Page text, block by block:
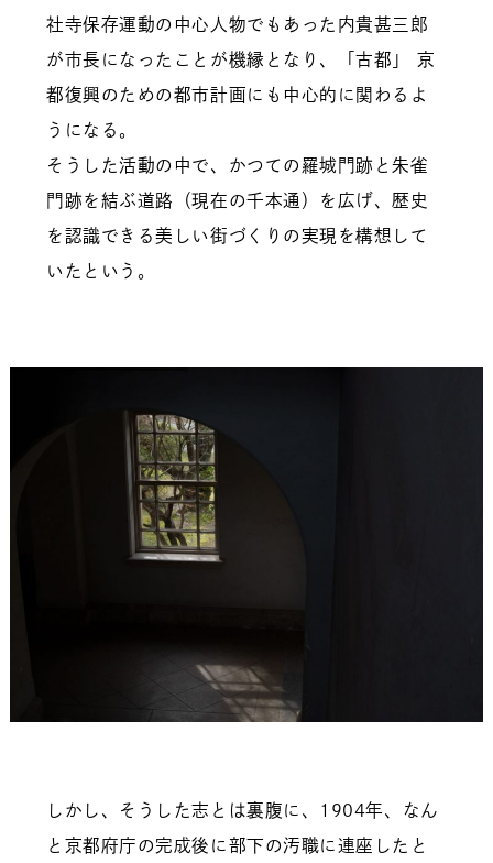
社寺保存運動の中心人物でもあった内貴甚三郎
が市長になったことが機縁となり、「古都」 京
都復興のための都市計画にも中心的に関わるよ
うになる。
そうした活動の中で、かつての羅城門跡と朱雀
門跡を結ぶ道路（現在の千本通）を広げ、歴史
を認識できる美しい街づくりの実現を構想して
いたという。
しかし、そうした志とは裏腹に、1904年、なん
と京都府庁の完成後に部下の汚職に連座したと